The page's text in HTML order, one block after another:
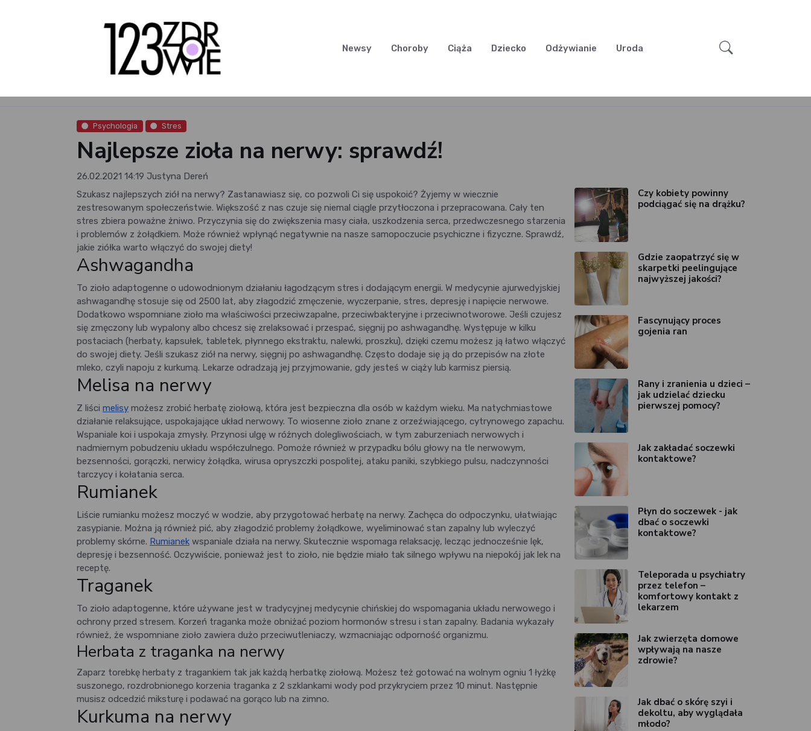
Newsy Choroby Ciąża Dziecko Odżywianie Uroda
Psychologia Stres
Najlepsze zioła na nerwy: sprawdź!
26.02.2021 14:19 Justyna Dereń
Szukasz najlepszych ziół na nerwy? Zastanawiasz się, co pozwoli Ci się uspokoić? Żyjemy w wiecznie
zestresowanym społeczeństwie. Większość z nas czuje się niemal ciągle przytłoczona i przepracowana. Cały ten
stres zbiera poważne żniwo. Przyczynia się do zwiększenia masy ciała, uszkodzenia serca, przedwczesnego starzenia
i problemów z żołądkiem. Może również wpłynąć negatywnie na nasze samopoczucie psychiczne i fizyczne. Sprawdź,
jakie ziółka warto włączyć do swojej diety!
Ashwagandha
To zioło adaptogenne o udowodnionym działaniu łagodzącym stres i dodającym energii. W medycynie ajurwedyjskiej
ashwagandhę stosuje się od 2500 lat, aby złagodzić zmęczenie, wyczerpanie, stres, depresję i napięcie nerwowe.
Dodatkowo wspomniane zioło ma właściwości przeciwzapalne, przeciwbakteryjne i przeciwnotworowe. Jeśli czujesz
się zmęczony lub wypalony albo chcesz się zrelaksować i przespać, sięgnij po ashwagandhę. Występuje w kilku
postaciach (herbaty, kapsułek, tabletek, płynnego ekstraktu, nalewki, proszku), dzięki czemu możesz ją łatwo włączyć
do swojej diety. Jeśli szukasz ziół na nerwy, sięgnij po ashwagandhę. Często dodaje się ją do przepisów na złote
mleko, czyli napoju z kurkumą. Lekarze odradzają jej przyjmowanie, gdy jesteś w ciąży lub karmisz piersią.
Melisa na nerwy
Z liści melisy możesz zrobić herbatę ziołową, która jest bezpieczna dla osób w każdym wieku. Ma natychmiastowe
działanie relaksujące, uspokajające układ nerwowy. To wiosenne zioło znane z orzeźwiającego, cytrynowego zapachu.
Wspaniale koi i uspokaja zmysły. Przynosi ulgę w różnych dolegliwościach, w tym zaburzeniach nerwowych i
nadmiernym pobudzeniu układu współczulnego. Pomoże również w przypadku bólu głowy na tle nerwowym,
bezsenności, gorączki, nerwicy żołądka, wirusa opryszczki pospolitej, ataku paniki, szybkiego pulsu, nadczynności
tarczycy i kołatania serca.
Rumianek
Liście rumianku możesz moczyć w wodzie, aby przygotować herbatę na nerwy. Zachęca do odpoczynku, ułatwiając
zasypianie. Można ją również pić, aby złagodzić problemy żołądkowe, wyeliminować stan zapalny lub wyleczyć
problemy skórne. Rumianek wspaniale działa na nerwy. Skutecznie wspomaga relaksację, lecząc jednocześnie lęk,
depresję i bezsenność. Oczywiście, ponieważ jest to zioło, nie będzie miało tak silnego wpływu na niepokój jak lek na
receptę.
Traganek
To zioło adaptogenne, które używane jest w tradycyjnej medycynie chińskiej do wspomagania układu nerwowego i
ochrony przed stresem. Korzeń traganka może obniżać poziom hormonów stresu i stan zapalny. Badania wykazały
również, że wspomniane zioło zawiera dużo przeciwutleniaczy, wzmacniając odporność organizmu.
Herbata z traganka na nerwy
Zaparz torebkę herbaty z tragankiem tak jak każdą herbatkę ziołową. Możesz też gotować na wolnym ogniu 1 łyżkę
suszonego, rozdrobnionego korzenia traganka z 2 szklankami wody pod przykryciem przez 10 minut. Następnie
musisz odcedzić miksturę i podawać na gorąco lub na zimno.
Kurkuma na nerwy
Czy kobiety powinny
podciągać się na drążku?
Gdzie zaopatrzyć się w
skarpetki peelingujące
najwyższej jakości?
Fascynujący proces
gojenia ran
Rany i zranienia u dzieci –
jak udzielać dziecku
pierwszej pomocy?
Jak zakładać soczewki
kontaktowe?
Płyn do soczewek - jak
dbać o soczewki
kontaktowe?
Teleporada u psychiatry
przez telefon –
komfortowy kontakt z
lekarzem
Jak zwierzęta domowe
wpływają na nasze
zdrowie?
Jak dbać o skórę szyi i
dekoltu, aby wyglądała
młodo?